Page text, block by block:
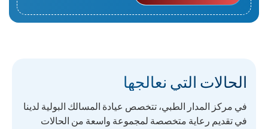
الحالات التي نعالجها
في مركز المدار الطبي، تتخصص عيادة المسالك البولية لدينا
في تقديم رعاية متخصصة لمجموعة واسعة من الحالات